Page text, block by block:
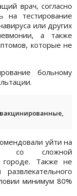
врач, согласно
на тестирование
или других
а также
которые не
больному
уйти на
со сложной
городе. Также не
минимум 80%